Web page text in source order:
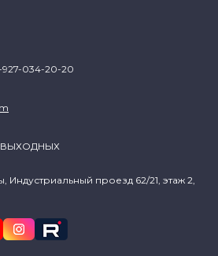
034-20-20
ВЫХОДНЫХ
проезд 62/21, этаж 2,